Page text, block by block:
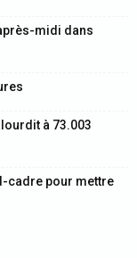
midi dans
à 73.003
cadre pour mettre